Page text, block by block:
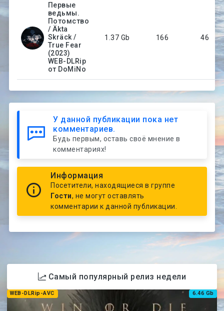
Первые
ведьмы.
Потомство
/ Äkta
Skräck /
True Fear
(2023)
WEB-DLRip
от DoMiNo
1.37 Gb 166 46
У данной публикации пока нет
комментариев.
Будь первым, оставь своё мнение в
комментариях!
Информация
Посетители, находящиеся в группе
Гости, не могут оставлять
комментарии к данной публикации.
Самый популярный релиз недели
WEB-DLRip-AVC 6.46 Gb